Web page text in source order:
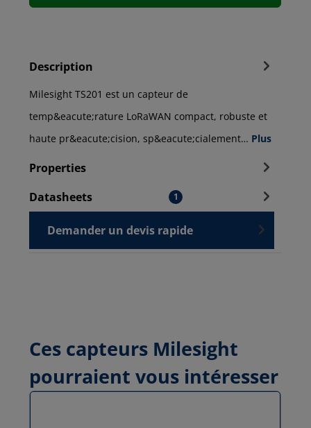
Description
Milesight TS201 est un capteur de
temp&eacute;rature LoRaWAN compact, robuste et
haute pr&eacute;cision, sp&eacute;cialement… Plus
Properties
Datasheets
1
Demander un devis rapide
Ces capteurs Milesight
pourraient vous intéresser